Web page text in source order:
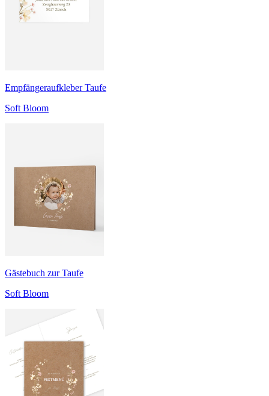
Empfängeraufkleber Taufe
Soft Bloom
Gästebuch zur Taufe
Soft Bloom